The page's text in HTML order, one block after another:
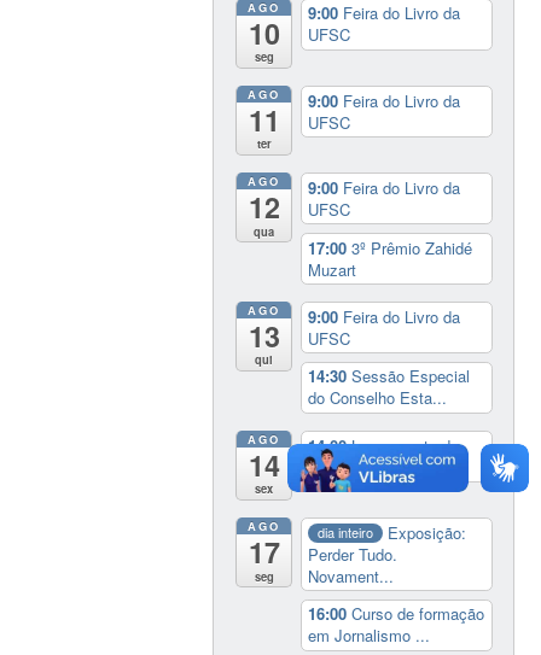
AGO
10
seg
9:00 Feira do Livro da
UFSC
AGO
11
ter
9:00 Feira do Livro da
UFSC
AGO
12
qua
9:00 Feira do Livro da
UFSC
17:003º Prêmio Zahidé
Muzart
AGO
13
qui
9:00 Feira do Livro da
UFSC
14:30Sessão Especial
do Conselho Esta...
AGO
14
sex
14:00Lançamento da
cinebiografia de D...
AGO
17
seg
dia inteiro
Exposição:
Perder Tudo.
Novament...
16:00Curso de formação
em Jornalismo ...